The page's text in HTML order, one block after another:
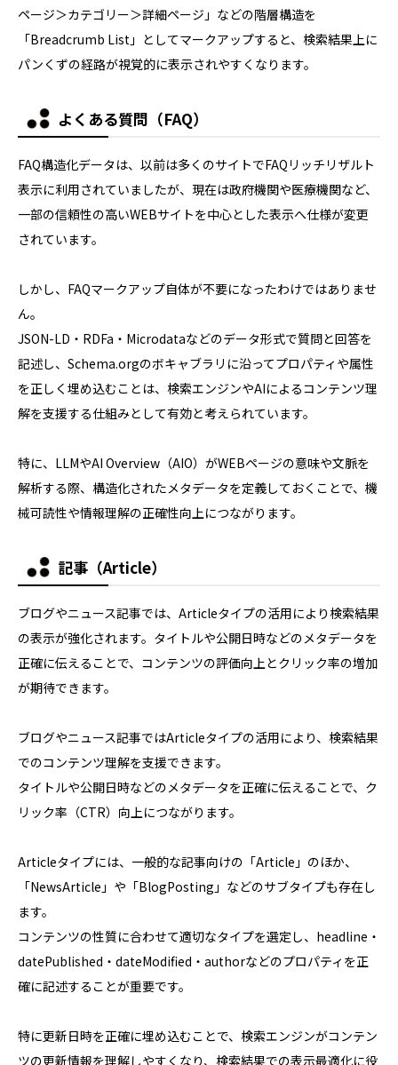
ページ＞カテゴリー＞詳細ページ」などの階層構造を
「Breadcrumb List」としてマークアップすると、検索結果上に
パンくずの経路が視覚的に表示されやすくなります。
よくある質問（FAQ）
FAQ構造化データは、以前は多くのサイトでFAQリッチリザルト
表示に利用されていましたが、現在は政府機関や医療機関など、
一部の信頼性の高いWEBサイトを中心とした表示へ仕様が変更
されています。
しかし、FAQマークアップ自体が不要になったわけではありませ
ん。
JSON-LD・RDFa・Microdataなどのデータ形式で質問と回答を
記述し、Schema.orgのボキャブラリに沿ってプロパティや属性
を正しく埋め込むことは、検索エンジンやAIによるコンテンツ理
解を支援する仕組みとして有効と考えられています。
特に、LLMやAI Overview（AIO）がWEBページの意味や文脈を
解析する際、構造化されたメタデータを定義しておくことで、機
械可読性や情報理解の正確性向上につながります。
記事（Article）
ブログやニュース記事では、Articleタイプの活用により検索結果
の表示が強化されます。タイトルや公開日時などのメタデータを
正確に伝えることで、コンテンツの評価向上とクリック率の増加
が期待できます。
ブログやニュース記事ではArticleタイプの活用により、検索結果
でのコンテンツ理解を支援できます。
タイトルや公開日時などのメタデータを正確に伝えることで、ク
リック率（CTR）向上につながります。
Articleタイプには、一般的な記事向けの「Article」のほか、
「NewsArticle」や「BlogPosting」などのサブタイプも存在し
ます。
コンテンツの性質に合わせて適切なタイプを選定し、headline・
datePublished・dateModified・authorなどのプロパティを正
確に記述することが重要です。
特に更新日時を正確に埋め込むことで、検索エンジンがコンテン
ツの更新情報を理解しやすくなり、検索結果での表示最適化に役